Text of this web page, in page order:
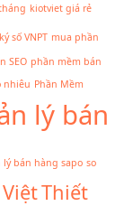
kiotviet giá rẻ
số VNPT mua phần
SEO phần mềm bán
nhiêu Phần Mềm
lý bán
lý bán hàng sapo so
Thiết